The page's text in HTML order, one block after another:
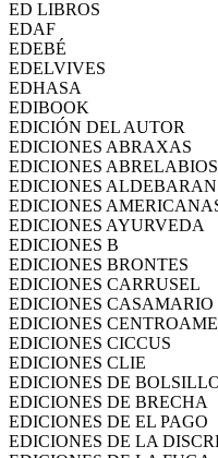
ED LIBROS
EDAF
EDEBÉ
EDELVIVES
EDHASA
EDIBOOK
EDICIÓN DEL AUTOR
EDICIONES ABRAXAS
EDICIONES ABRELABIOS
EDICIONES ALDEBARAN
EDICIONES
EDICIONES AYURVEDA
EDICIONES B
EDICIONES BRONTES
EDICIONES CARRUSEL
EDICIONES CASAMARIO
EDICIONES
EDICIONES CICCUS
EDICIONES CLIE
EDICIONES DE
EDICIONES DE BRECHA
EDICIONES DE EL PAGO
EDICIONES DE LA